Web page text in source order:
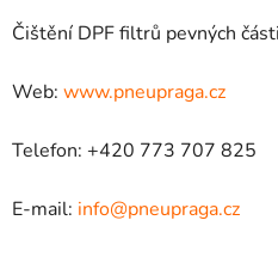
Čištění DPF filtrů pevných
Web: www.pneupraga.cz
Telefon: +420 773 707 825
E-mail: info@pneupraga.cz